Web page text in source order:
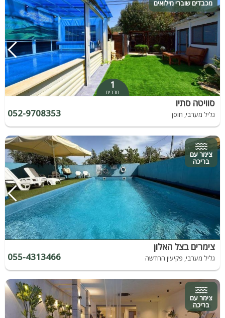
מכבדים שוברי מילואים
1
חדרים
סוויטה סתיו
גליל מערבי, חוסן 052-9708353
צימר עם
בריכה
צימרים בצל האלון
גליל מערבי, פקיעין החדשה 055-4313466
צימר עם
בריכה